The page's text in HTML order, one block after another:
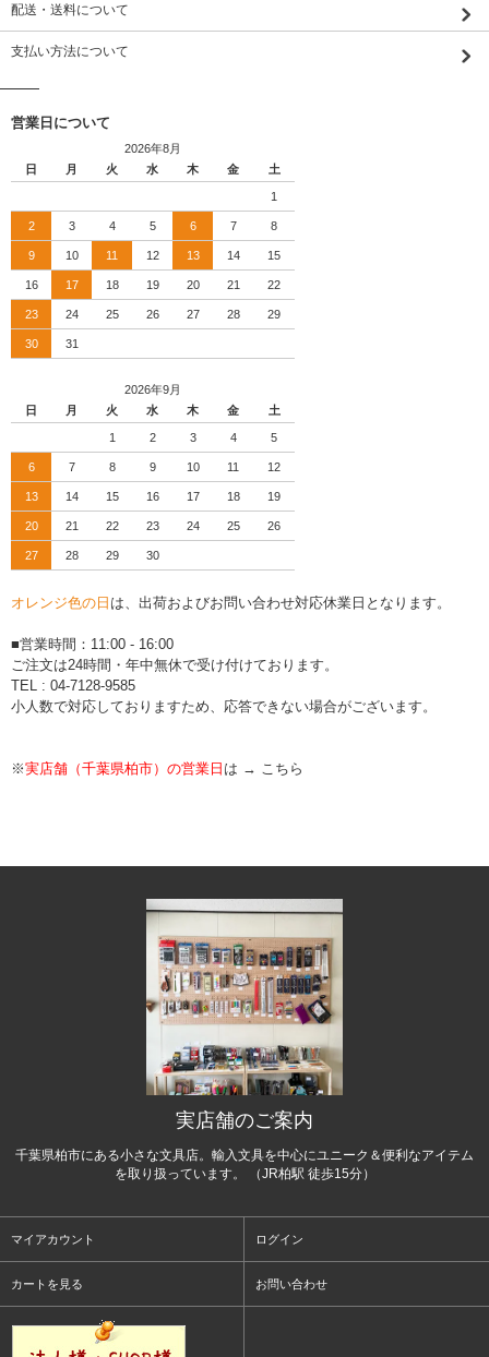
配送・送料について
支払い方法について
営業日について
2026年8月
日
月 火 水 木 金 土
1
2 3 4 5 6 7 8
9 10 11 12 13 14 15
16 17 18 19 20 21 22
23 24 25 26 27 28 29
30 31
2026年9月
日
月 火 水 木 金 土
1 2 3 4 5
6 7 8 9 10 11 12
13 14 15 16 17 18 19
20 21 22 23 24 25 26
27 28 29 30
オレンジ色の日 は、出荷およびお問い合わせ対応休業日となります。
■営業時間：11:00 - 16:00
ご注文は24時間・年中無休で受け付けております。
TEL : 04-7128-9585
小人数で対応しておりますため、応答できない場合がございます。
※実店舗（千葉県柏市）の営業日 は → こちら
実店舗のご案内
千葉県柏市にある小さな文具店。輸入文具を中心にユニーク＆便利なアイテム
を取り扱っています。 （JR柏駅 徒歩15分）
マイアカウント ログイン
カートを見る お問い合わせ